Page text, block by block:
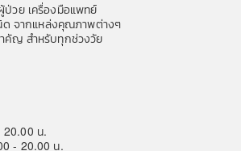
วย เครื่องมือแพทย์
ด จากแหล่งคุณภาพต่างๆ
คัญ สำหรับทุกช่วงวัย
20.00 น.
- 20.00 น.